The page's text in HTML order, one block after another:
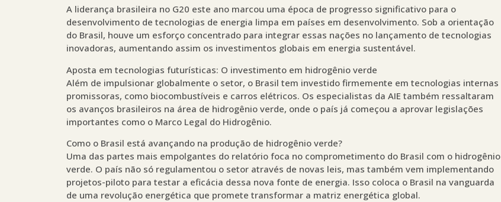
A liderança brasileira no G20 este ano marcou uma época de progresso significativo para o
desenvolvimento de tecnologias de energia limpa em países em desenvolvimento. Sob a orientação
do Brasil, houve um esforço concentrado para integrar essas nações no lançamento de tecnologias
inovadoras, aumentando assim os investimentos globais em energia sustentável.
Aposta em tecnologias futurísticas: O investimento em hidrogênio verde
Além de impulsionar globalmente o setor, o Brasil tem investido firmemente em tecnologias internas
promissoras, como biocombustíveis e carros elétricos. Os especialistas da AIE também ressaltaram
os avanços brasileiros na área de hidrogênio verde, onde o país já começou a aprovar legislações
importantes como o Marco Legal do Hidrogênio.
Como o Brasil está avançando na produção de hidrogênio verde?
Uma das partes mais empolgantes do relatório foca no comprometimento do Brasil com o hidrogênio
verde. O país não só regulamentou o setor através de novas leis, mas também vem implementando
projetos-piloto para testar a eficácia dessa nova fonte de energia. Isso coloca o Brasil na vanguarda
de uma revolução energética que promete transformar a matriz energética global.